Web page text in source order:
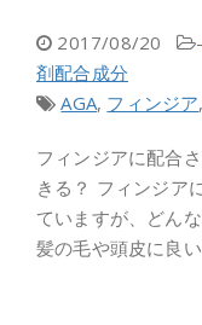
2017/08/20
剤配合成分
AGA, フィンジア,
フィンジアに配合
きる？ フィンジア
ていますが、どん
髪の毛や頭皮に良